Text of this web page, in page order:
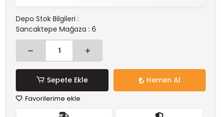
Depo Stok Bilgileri :
Sancaktepe Mağaza : 6
Sepete Ekle Hemen Al
Favorilerime ekle